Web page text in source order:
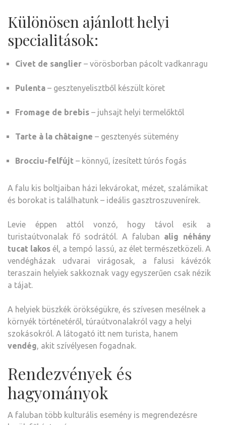
Különösen ajánlott helyi
specialitások:
Civet de sanglier – vörösborban pácolt vadkanragu
Pulenta – gesztenyelisztből készült köret
Fromage de brebis – juhsajt helyi termelőktől
Tarte à la châtaigne – gesztenyés sütemény
Brocciu-felfújt – könnyű, ízesített túrós fogás
A falu kis boltjaiban házi lekvárokat, mézet, szalámikat
és borokat is találhatunk – ideális gasztroszuvenírek.
Levie éppen attól vonzó, hogy távol esik a
turistaútvonalak fő sodrától. A faluban alig néhány
tucat lakos él, a tempó lassú, az élet természetközeli. A
vendégházak udvarai virágosak, a falusi kávézók
teraszain helyiek sakkoznak vagy egyszerűen csak nézik
a tájat.
A helyiek büszkék örökségükre, és szívesen mesélnek a
környék történetéről, túraútvonalakról vagy a helyi
szokásokról. A látogató itt nem turista, hanem
vendég, akit szívélyesen fogadnak.
Rendezvények és
hagyományok
A faluban több kulturális esemény is megrendezésre